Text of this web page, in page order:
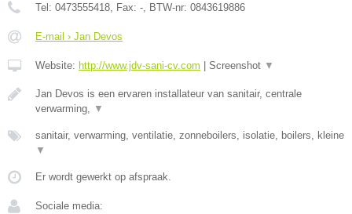
Tel: 0473555418 , Fax: - , BTW-nr: 0843619886
E-mail › Jan Devos
Website: http://www.jdv-sani-cv.com Screenshot ▼
Jan Devos is een ervaren installateur van sanitair, centrale
verwarming,
▼
sanitair, verwarming, ventilatie, zonneboilers, isolatie, boilers, kleine
▼
Er wordt gewerkt op afspraak.
Sociale media: